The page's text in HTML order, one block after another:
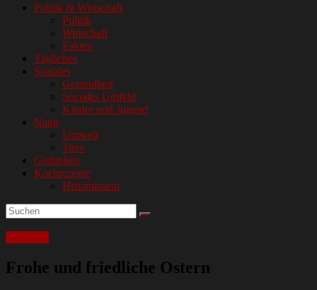
Politik & Wirtschaft
Politik
Wirtschaft
Fakten
Tägliches
Soziales
Gesundheit
Soziales Umfeld
Kinder und Jugend
Natur
Umwelt
Tiere
Gedanken
Kochrezepte
Histaminarm
Frohe und friedliche Ostern